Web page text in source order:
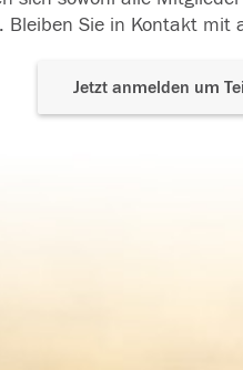
Bleiben Sie in Kontakt
Jetzt anmelden um